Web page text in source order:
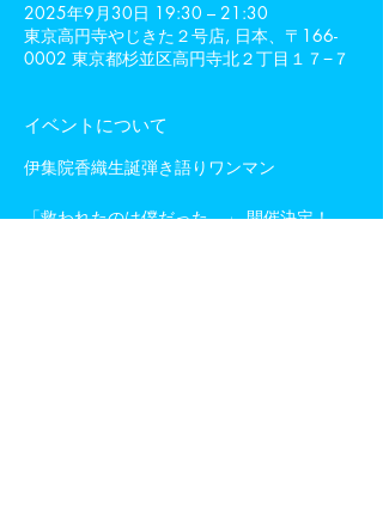
2025年9月30日 19:30 – 21:30
東京高円寺やじきた２号店, 日本、〒166-
0002 東京都杉並区高円寺北２丁目１７−７
イベントについて
伊集院香織生誕弾き語りワンマン
「救われたのは僕だった。」 開催決定！